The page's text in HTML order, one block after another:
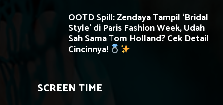
OOTD Spill: Zendaya Tampil ‘Bridal
Style’ di Paris Fashion Week, Udah
Sah Sama Tom Holland? Cek Detail
Cincinnya!
SCREEN TIME